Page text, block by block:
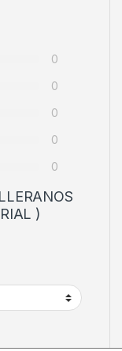
0
0
0
0
0
)